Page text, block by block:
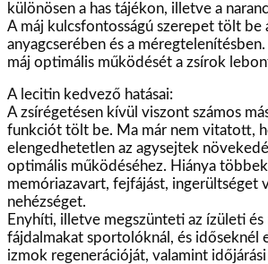
különösen a has tájékon, illetve a
A máj kulcsfontosságú szerepet tölt be
anyagcserében és a
máj optimális működését a zsírok
A lecitin kedvező hatásai:
A zsírégetésen kívül viszont számos
funkciót tölt be. Ma már nem vitatott,
elengedhetetlen az agysejtek
optimális működéséhez. Hiánya
memóriazavart, fejfájást, ingerültséget
nehézséget.
Enyhíti, illetve megszünteti az ízületi és
fájdalmakat sportolóknál, és időseknél
izmok regenerációját, valamint